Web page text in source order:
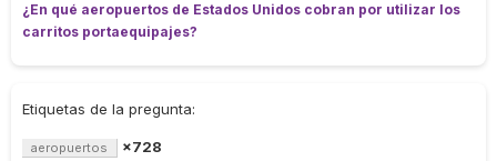
¿En qué aeropuertos de Estados Unidos cobran por utilizar los
carritos portaequipajes?
Etiquetas de la pregunta:
aeropuertos ×728